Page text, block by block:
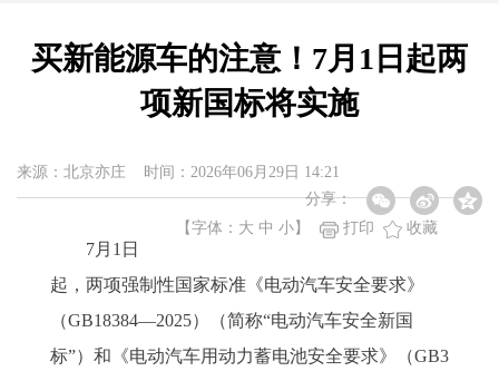
买新能源车的注意！7月1日起两
项新国标将实施
来源：北京亦庄 时间：2026年06月29日 14:21
分享：
【字体： 大 中 小 】 打印 收藏
7月1日
起，两项强制性国家标准《电动汽车安全要求》
（GB18384—2025）（简称“电动汽车安全新国
标”）和《电动汽车用动力蓄电池安全要求》（GB3